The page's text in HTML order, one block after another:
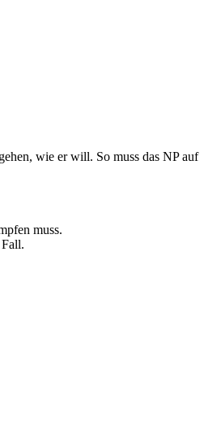
wie er will. So muss das NP auf
muss.